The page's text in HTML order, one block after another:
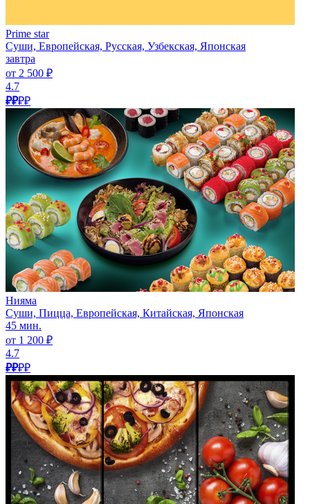
Prime star
Суши, Европейская, Русская, Узбекская, Японская
завтра
от 2 500 ₽
4.7
₽₽₽₽
Нияма
Суши, Пицца, Европейская, Китайская, Японская
45 мин.
от 1 200 ₽
4.7
₽₽₽₽